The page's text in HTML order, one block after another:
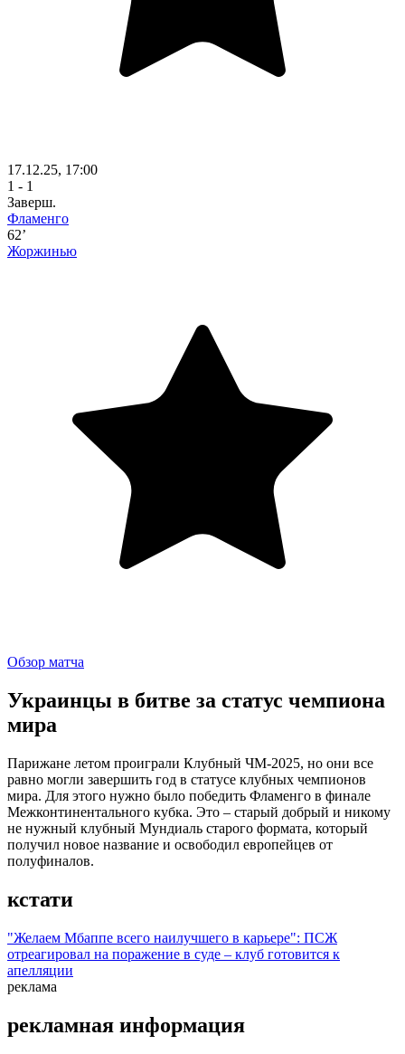
17.12.25, 17:00
1 - 1
Заверш.
Фламенго
62’
Жоржинью
Обзор матча
Украинцы в битве за статус чемпиона
мира
Парижане летом проиграли Клубный ЧМ-2025, но они все
равно могли завершить год в статусе клубных чемпионов
мира. Для этого нужно было победить Фламенго в финале
Межконтинентального кубка. Это – старый добрый и никому
не нужный клубный Мундиаль старого формата, который
получил новое название и освободил европейцев от
полуфиналов.
кстати
"Желаем Мбаппе всего наилучшего в карьере": ПСЖ
отреагировал на поражение в суде – клуб готовится к
апелляции
реклама
рекламная информация